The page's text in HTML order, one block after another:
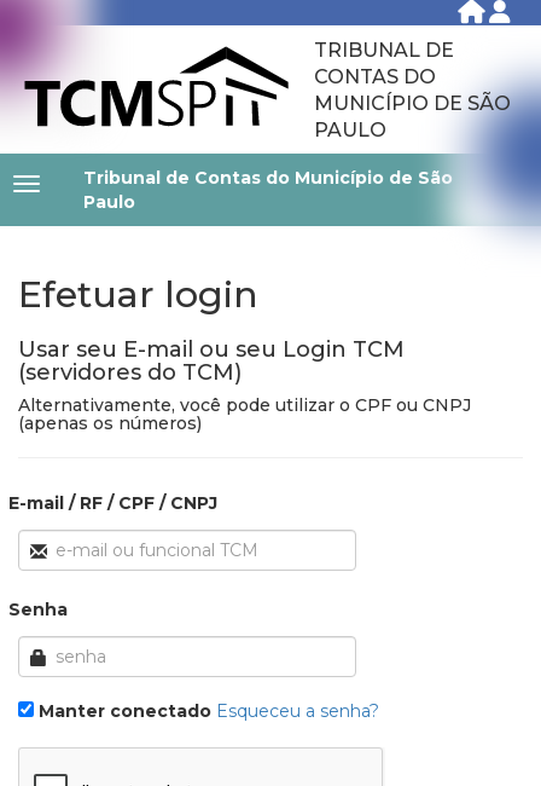
TRIBUNAL DE
CONTAS DO
MUNICÍPIO DE SÃO
PAULO
Tribunal de Contas do Município de São
Paulo
Efetuar login
Usar seu E-mail ou seu Login TCM
(servidores do TCM)
Alternativamente, você pode utilizar o CPF ou CNPJ
(apenas os números)
E-mail / RF / CPF / CNPJ
Senha
Manter conectado Esqueceu a senha?